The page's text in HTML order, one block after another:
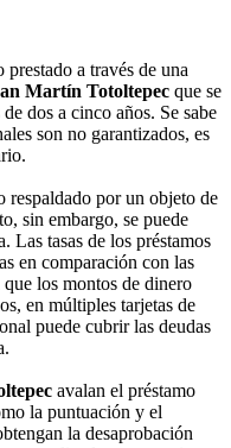
a través de una
Martín Totoltepec que se
dos a cinco años. Se sabe
son no garantizados, es
respaldado por un objeto de
sin embargo, se puede
Las tasas de los préstamos
en comparación con las
que los montos de dinero
en múltiples tarjetas de
puede cubrir las deudas
avalan el préstamo
la puntuación y el
la desaprobación